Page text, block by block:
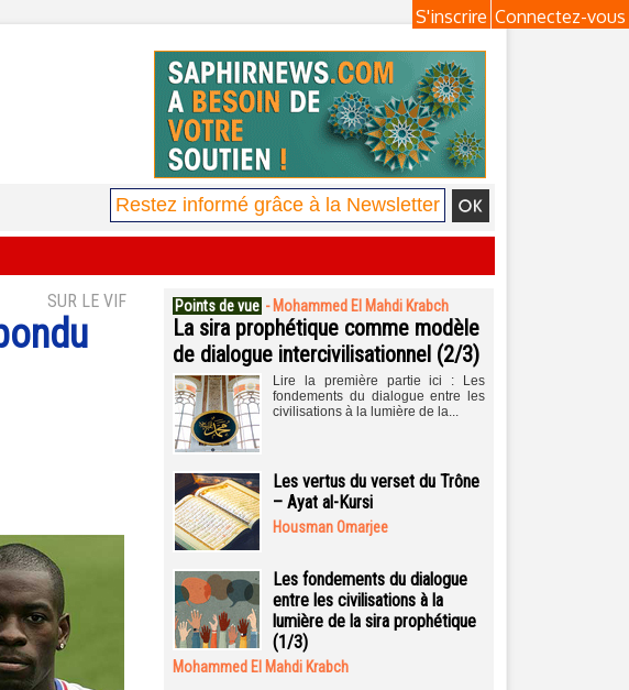
Connectez-vous
S'inscrire
SUR LE VIF Points de vue - Mohammed El Mahdi Krabch
La sira prophétique comme modèle
de dialogue intercivilisationnel (2/3)
Lire la première partie ici : Les
fondements du dialogue entre les
civilisations à la lumière de la...
Les vertus du verset du Trône
– Ayat al-Kursi
Housman Omarjee
Les fondements du dialogue
entre les civilisations à la
lumière de la sira prophétique
(1/3)
Mohammed El Mahdi Krabch